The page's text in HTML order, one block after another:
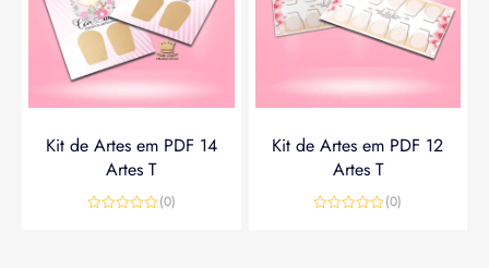
Kit de Artes em PDF 14
Artes T
(0)
Kit de Artes em PDF 12
Artes T
(0)